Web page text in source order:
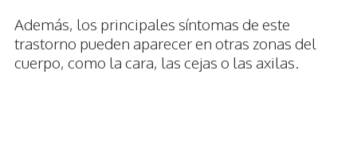
Además, los principales síntomas de este
trastorno pueden aparecer en otras zonas del
cuerpo, como la cara, las cejas o las axilas.